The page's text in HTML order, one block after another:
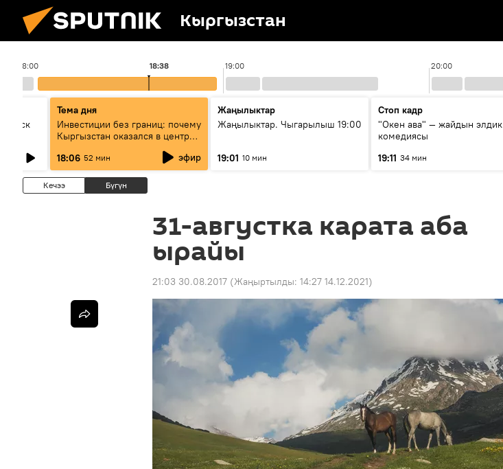
Кыргызстан
18:00 19:00 20:00
18:38
Тема дня
Инвестиции без границ: почему
Кыргызстан оказался в центре
18:06 52 мин эфир
Жаңылыктар
Жаңылыктар. Чыгарылыш 19:00
19:01 10 мин
Стоп кадр
"Окен ава" — жайдын элдик
комедиясы
19:11 34 мин
Кечээ Бүгүн
31-августка карата аба
ырайы
21:03 30.08.2017 (Жаңыртылды: 14:27 14.12.2021)